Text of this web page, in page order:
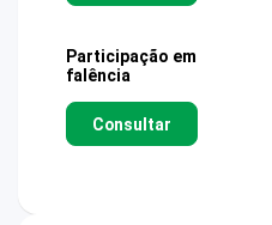
Participação em
falência
Consultar